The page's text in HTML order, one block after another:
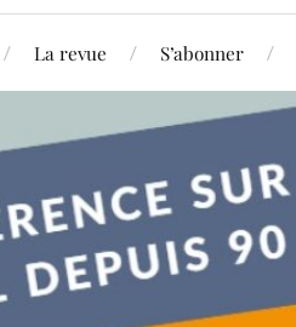
La revue S’abonner